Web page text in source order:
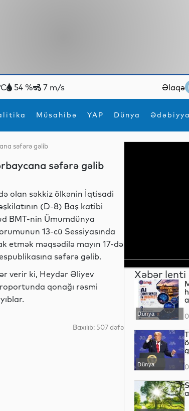
54 % 7 m/s Əlaqə
Müsahibə YAP Dünya
texnologiyalar
səfərə gəlib
səfərə gəlib
olan səkkiz ölkənin İqtisadi
(D-8) Baş katibi
BMT-nin Ümumdünya
13-cü Sessiyasında
etmək məqsədilə mayın 17-də
səfərə gəlib.
verir ki, Heydər Əliyev
qonağı rəsmi
Baxılıb: 507 dəfə
Xəbər lenti
Dünya
Dünya